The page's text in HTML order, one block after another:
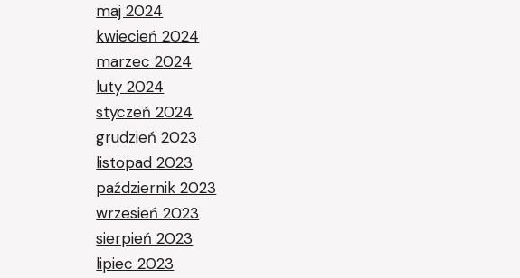
maj 2024
kwiecień 2024
marzec 2024
luty 2024
styczeń 2024
grudzień 2023
listopad 2023
październik 2023
wrzesień 2023
sierpień 2023
lipiec 2023